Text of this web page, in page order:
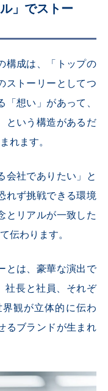
」でストー
構成は、「トップの
ストーリーとしてつ
想い」があって、
という構造があるだ
れます。
会社でありたい」と
れず挑戦できる環境
とリアルが一致した
伝わります。
とは、豪華な演出で
社長と社員、それぞ
観が立体的に伝わ
るブランドが生まれ